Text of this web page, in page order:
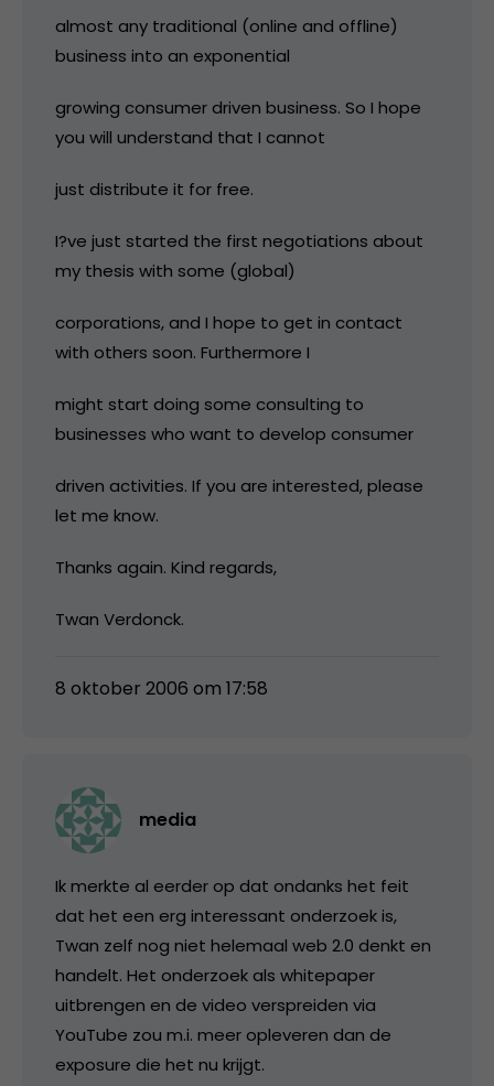
almost any traditional (online and offline)
business into an exponential
growing consumer driven business. So I hope
you will understand that I cannot
just distribute it for free.
I?ve just started the first negotiations about
my thesis with some (global)
corporations, and I hope to get in contact
with others soon. Furthermore I
might start doing some consulting to
businesses who want to develop consumer
driven activities. If you are interested, please
let me know.
Thanks again. Kind regards,
Twan Verdonck.
8 oktober 2006 om 17:58
media
Ik merkte al eerder op dat ondanks het feit
dat het een erg interessant onderzoek is,
Twan zelf nog niet helemaal web 2.0 denkt en
handelt. Het onderzoek als whitepaper
uitbrengen en de video verspreiden via
YouTube zou m.i. meer opleveren dan de
exposure die het nu krijgt.